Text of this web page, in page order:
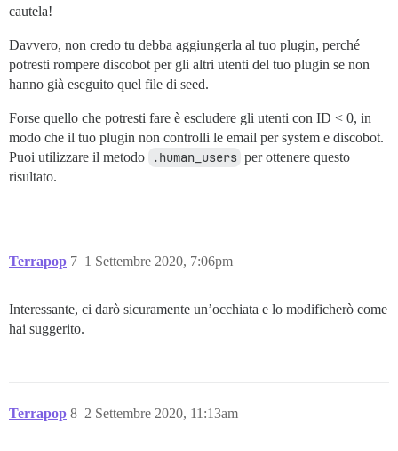
cautela!
Davvero, non credo tu debba aggiungerla al tuo plugin, perché
potresti rompere discobot per gli altri utenti del tuo plugin se non
hanno già eseguito quel file di seed.
Forse quello che potresti fare è escludere gli utenti con ID < 0, in
modo che il tuo plugin non controlli le email per system e discobot.
Puoi utilizzare il metodo
.human_users per ottenere questo
risultato.
Terrapop 1 Settembre 2020, 7:06pm
7
Interessante, ci darò sicuramente un’occhiata e lo modificherò come
hai suggerito.
Terrapop 2 Settembre 2020, 11:13am
8